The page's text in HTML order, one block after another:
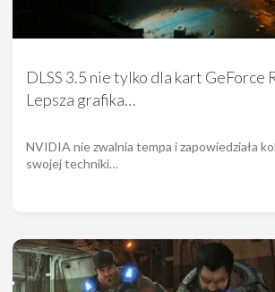
DLSS 3.5 nie tylko dla kart GeForce
Lepsza grafika…
NVIDIA nie zwalnia tempa i zapowiedziała
swojej techniki…